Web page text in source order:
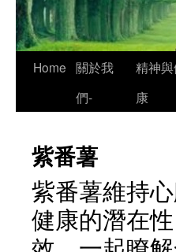
Skip
Home 關於我
們-
精神
康
紫番薯
紫番薯維持
健康的潛在